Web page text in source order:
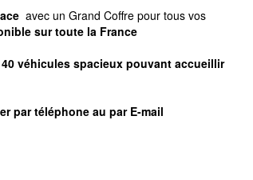
avec un Grand Coffre pour tous vos
sur toute la France
véhicules spacieux pouvant accueillir
par téléphone au par E-mail